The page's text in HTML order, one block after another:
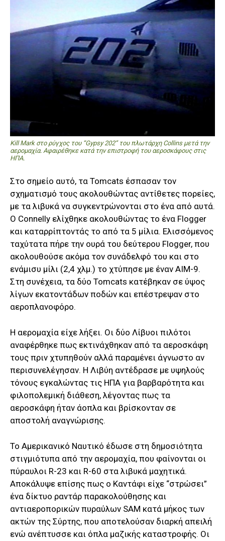
Kill Mark στο ρύγχος του “Gypsy 202” του πλωτάρχη Collins μετά την
αερομαχία. Αφαιρέθηκε κατά την επιστροφή του αεροσκάφους στις
ΗΠΑ.
Στο σημείο αυτό, τα Tomcats έσπασαν τον
σχηματισμό τους ακολουθώντας αντίθετες πορείες,
με τα λιβυκά να συγκεντρώνονται στο ένα από αυτά.
Ο Connelly ελίχθηκε ακολουθώντας το ένα Flogger
και καταρρίπτοντάς το από τα 5 μίλια. Ελισσόμενος
ταχύτατα πήρε την ουρά του δεύτερου Flogger, που
ακολουθούσε ακόμα τον συνάδελφό του και στο
ενάμισυ μίλι (2,4 χλμ.) το χτύπησε με έναν AIM-9.
Στη συνέχεια, τα δύο Tomcats κατέβηκαν σε ύψος
λίγων εκατοντάδων ποδών και επέστρεψαν στο
αεροπλανοφόρο.
Η αερομαχία είχε λήξει. Οι δύο Λίβυοι πιλότοι
αναφέρθηκε πως εκτινάχθηκαν από τα αεροσκάφη
τους πριν χτυπηθούν αλλά παραμένει άγνωστο αν
περισυνελέγησαν. Η Λιβύη αντέδρασε με υψηλούς
τόνους εγκαλώντας τις ΗΠΑ για βαρβαρότητα και
φιλοπολεμική διάθεση, λέγοντας πως τα
αεροσκάφη ήταν άοπλα και βρίσκονταν σε
αποστολή αναγνώρισης.
Το Αμερικανικό Ναυτικό έδωσε στη δημοσιότητα
στιγμιότυπα από την αερομαχία, που φαίνονται οι
πύραυλοι R-23 και R-60 στα λιβυκά μαχητικά.
Αποκάλυψε επίσης πως ο Καντάφι είχε “στρώσει”
ένα δίκτυο ραντάρ παρακολούθησης και
αντιαεροπορικών πυραύλων SAM κατά μήκος των
ακτών της Σύρτης, που αποτελούσαν διαρκή απειλή
ενώ ανέπτυσσε και όπλα μαζικής καταστροφής. Οι